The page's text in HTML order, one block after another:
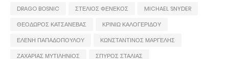
DRAGO BOSNIC
ΣΤΕΛΙΟΣ ΦΕΝΕΚΟΣ
MICHAEL SNYDER
ΘΕΟΔΩΡΟΣ ΚΑΤΣΑΝΕΒΑΣ
ΚΡΙΝΙΩ ΚΑΛΟΓΕΡΙΔΟΥ
ΕΛΕΝΗ ΠΑΠΑΔΟΠΟΥΛΟΥ
ΚΩΝΣΤΑΝΤΙΝΟΣ ΜΑΡΓΕΛΗΣ
ΖΑΧΑΡΙΑΣ ΜΥΤΙΛΗΝΙΟΣ
ΣΠΥΡΟΣ ΣΤΑΛΙΑΣ